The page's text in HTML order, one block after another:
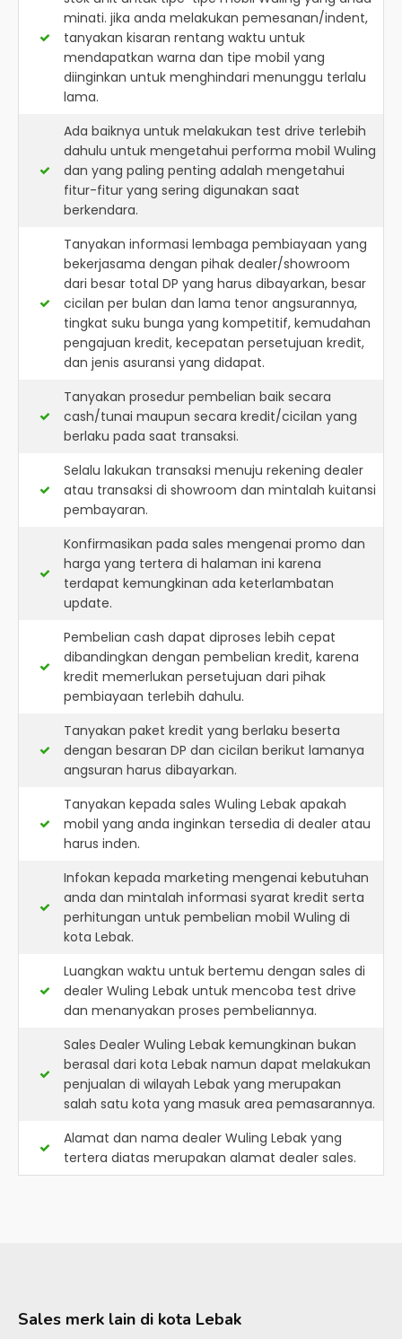
minati. jika anda melakukan pemesanan/indent,
tanyakan kisaran rentang waktu untuk
mendapatkan warna dan tipe mobil yang
diinginkan untuk menghindari menunggu terlalu
lama.
Ada baiknya untuk melakukan test drive terlebih
dahulu untuk mengetahui performa mobil Wuling
dan yang paling penting adalah mengetahui
fitur-fitur yang sering digunakan saat
berkendara.
Tanyakan informasi lembaga pembiayaan yang
bekerjasama dengan pihak dealer/showroom
dari besar total DP yang harus dibayarkan, besar
cicilan per bulan dan lama tenor angsurannya,
tingkat suku bunga yang kompetitif, kemudahan
pengajuan kredit, kecepatan persetujuan kredit,
dan jenis asuransi yang didapat.
Tanyakan prosedur pembelian baik secara
cash/tunai maupun secara kredit/cicilan yang
berlaku pada saat transaksi.
Selalu lakukan transaksi menuju rekening dealer
atau transaksi di showroom dan mintalah kuitansi
pembayaran.
Konfirmasikan pada sales mengenai promo dan
harga yang tertera di halaman ini karena
terdapat kemungkinan ada keterlambatan
update.
Pembelian cash dapat diproses lebih cepat
dibandingkan dengan pembelian kredit, karena
kredit memerlukan persetujuan dari pihak
pembiayaan terlebih dahulu.
Tanyakan paket kredit yang berlaku beserta
dengan besaran DP dan cicilan berikut lamanya
angsuran harus dibayarkan.
Tanyakan kepada sales Wuling Lebak apakah
mobil yang anda inginkan tersedia di dealer atau
harus inden.
Infokan kepada marketing mengenai kebutuhan
anda dan mintalah informasi syarat kredit serta
perhitungan untuk pembelian mobil Wuling di
kota Lebak.
Luangkan waktu untuk bertemu dengan sales di
dealer Wuling Lebak untuk mencoba test drive
dan menanyakan proses pembeliannya.
Sales Dealer Wuling Lebak kemungkinan bukan
berasal dari kota Lebak namun dapat melakukan
penjualan di wilayah Lebak yang merupakan
salah satu kota yang masuk area pemasarannya.
Alamat dan nama dealer Wuling Lebak yang
tertera diatas merupakan alamat dealer sales.
Sales merk lain di kota Lebak